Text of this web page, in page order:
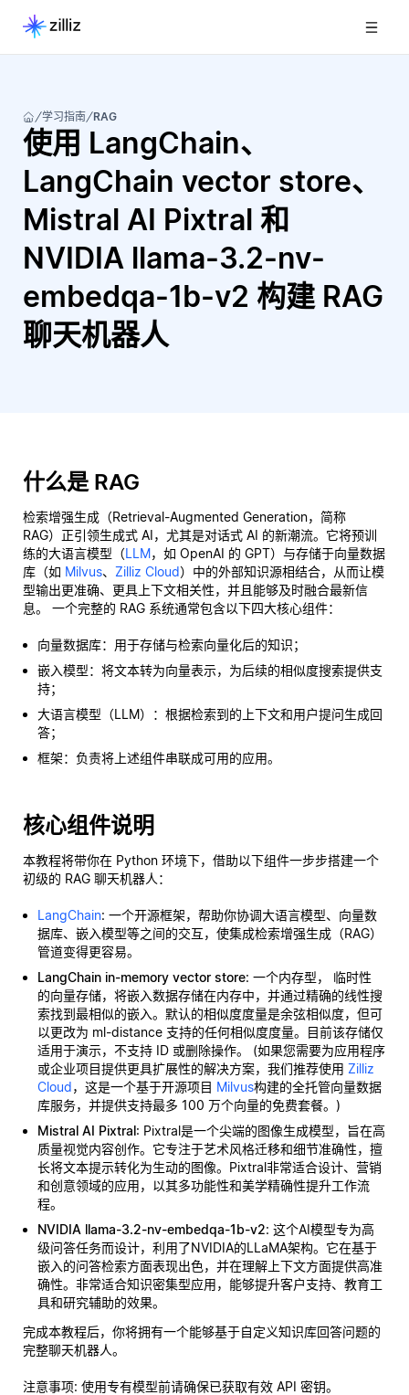
学习指南 RAG
使用 LangChain、
LangChain vector store、
Mistral AI Pixtral 和
NVIDIA llama-3.2-nv-
embedqa-1b-v2 构建 RAG
聊天机器人
什么是 RAG
检索增强生成（Retrieval-Augmented Generation，简称
RAG）正引领生成式 AI，尤其是对话式 AI 的新潮流。它将预训
练的大语言模型（LLM，如 OpenAI 的 GPT）与存储于向量数据
库（如 Milvus、 Zilliz Cloud）中的外部知识源相结合，从而让模
型输出更准确、更具上下文相关性，并且能够及时融合最新信
息。 一个完整的 RAG 系统通常包含以下四大核心组件：
向量数据库：用于存储与检索向量化后的知识；
嵌入模型：将文本转为向量表示，为后续的相似度搜索提供支
持；
大语言模型（LLM）：根据检索到的上下文和用户提问生成回
答；
框架：负责将上述组件串联成可用的应用。
核心组件说明
本教程将带你在 Python 环境下，借助以下组件一步步搭建一个
初级的 RAG 聊天机器人：
LangChain: 一个开源框架，帮助你协调大语言模型、向量数
据库、嵌入模型等之间的交互，使集成检索增强生成（RAG）
管道变得更容易。
LangChain in-memory vector store: 一个内存型， 临时性
的向量存储，将嵌入数据存储在内存中，并通过精确的线性搜
索找到最相似的嵌入。默认的相似度度量是余弦相似度，但可
以更改为 ml-distance 支持的任何相似度度量。目前该存储仅
适用于演示，不支持 ID 或删除操作。 (如果您需要为应用程序
或企业项目提供更具扩展性的解决方案，我们推荐使用 Zilliz
Cloud，这是一个基于开源项目 Milvus构建的全托管向量数据
库服务，并提供支持最多 100 万个向量的免费套餐。)
Mistral AI Pixtral: Pixtral是一个尖端的图像生成模型，旨在高
质量视觉内容创作。它专注于艺术风格迁移和细节准确性，擅
长将文本提示转化为生动的图像。Pixtral非常适合设计、营销
和创意领域的应用，以其多功能性和美学精确性提升工作流
程。
NVIDIA llama-3.2-nv-embedqa-1b-v2: 这个AI模型专为高
级问答任务而设计，利用了NVIDIA的LLaMA架构。它在基于
嵌入的问答检索方面表现出色，并在理解上下文方面提供高准
确性。非常适合知识密集型应用，能够提升客户支持、教育工
具和研究辅助的效果。
完成本教程后，你将拥有一个能够基于自定义知识库回答问题的
完整聊天机器人。
注意事项: 使用专有模型前请确保已获取有效 API 密钥。